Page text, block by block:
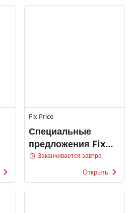
Fix Price
Специальные
предложения Fix
Price
Заканчивается завтра
Открыть